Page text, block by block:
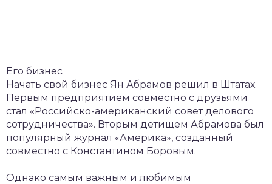
Его бизнес
Начать свой бизнес Ян Абрамов решил в Штатах.
Первым предприятием совместно с друзьями
стал «Российско-американский совет делового
сотрудничества». Вторым детищем Абрамова был
популярный журнал «Америка», созданный
совместно с Константином Боровым.
Однако самым важным и любимым